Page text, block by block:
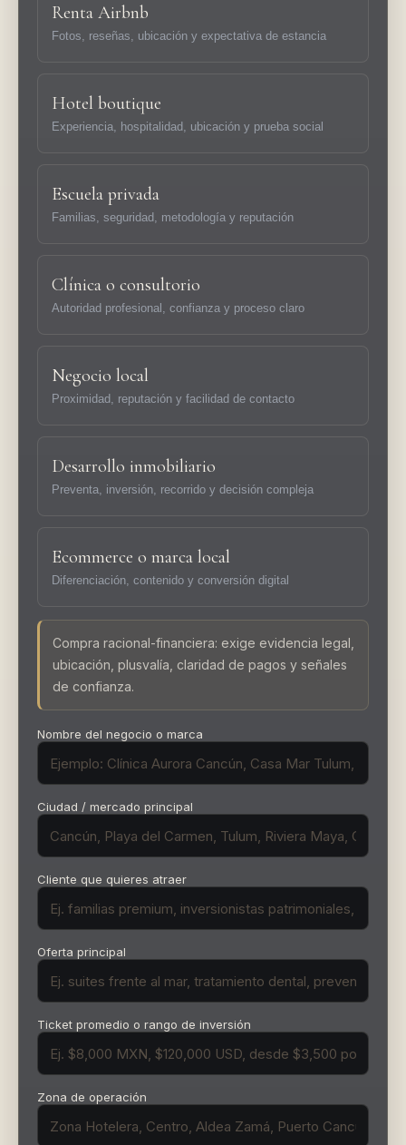
Renta Airbnb
Fotos, reseñas, ubicación y expectativa de estancia
Hotel boutique
Experiencia, hospitalidad, ubicación y prueba social
Escuela privada
Familias, seguridad, metodología y reputación
Clínica o consultorio
Autoridad profesional, confianza y proceso claro
Negocio local
Proximidad, reputación y facilidad de contacto
Desarrollo inmobiliario
Preventa, inversión, recorrido y decisión compleja
Ecommerce o marca local
Diferenciación, contenido y conversión digital
Compra racional-financiera: exige evidencia legal,
ubicación, plusvalía, claridad de pagos y señales
de confianza.
Nombre del negocio o marca
Ciudad / mercado principal
Cliente que quieres atraer
Oferta principal
Ticket promedio o rango de inversión
Zona de operación